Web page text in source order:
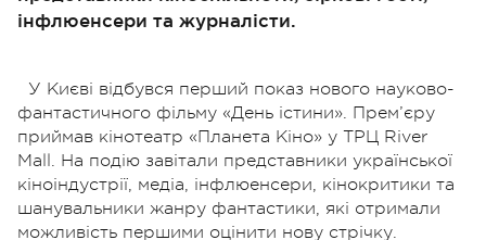
інфлюенсери та журналісти.
У Києві відбувся перший показ нового науково-
фантастичного фільму «День істини». Прем’єру
приймав кінотеатр «Планета Кіно» у ТРЦ River
Mall. На подію завітали представники української
кіноіндустрії, медіа, інфлюенсери, кінокритики та
шанувальники жанру фантастики, які отримали
можливість першими оцінити нову стрічку.